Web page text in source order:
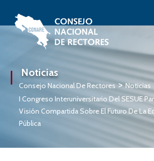
Noticias
Consejo Nacional De Rectores >Noticias
I Congreso Interuniversitario Del SESUE
Visión Compartida Sobre El Futuro De La
Pública